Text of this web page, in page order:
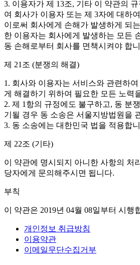
3. 이용자가 제 13조, 기타 이 약관의
여 회사가 이용자 또는 제 3자에 대하
이로써 회사에게 손해가 발생하게 되
한 이용자는 회사에게 발생하는 모든
동 손해로부터 회사를 면책시켜야 합
제 21조 (분쟁의 해결)
1. 회사와 이용자는 서비스와 관련하
게 해결하기 위하여 필요한 모든 노력
2. 제 1항의 규정에도 불구하고, 동 분
기될 경우 동 소송은 서울지방법원을
3. 동 소송에는 대한민국 법을 적용합
제 22조 (기타)
이 약관에 명시되지 아니한 사항의 처
당자에게 문의해주시면 됩니다.
부칙
이 약관은 2019년 04월 08일부터 시행
개인정보 취급방침
이용약관
이메일무단수집거부